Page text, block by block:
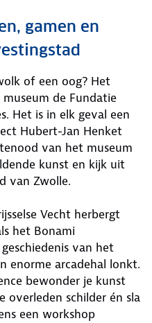
gamen en
of een oog? Het
de Fundatie
Het is in elk geval een
Hubert-Jan Henket
van het museum
kunst en kijk uit
van Zwolle.
Vecht herbergt
het Bonami
van het
enorme arcadehal lonkt.
bewonder je kunst
overleden schilder én sla
een workshop